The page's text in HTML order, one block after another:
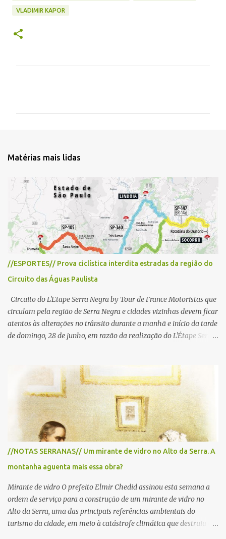
VLADIMIR KAPOR
t
i
o
s
Matérias mais lidas
//ESPORTES// Prova ciclística interdita estradas da região do
Circuito das Águas Paulista
Circuito do L'Etape Serra Negra by Tour de France Motoristas que
circulam pela região de Serra Negra e cidades vizinhas devem ficar
atentos às alterações no trânsito durante a manhã e início da tarde
de domingo, 28 de junho, em razão da realização do L'Étape Serra
reunirá atletas de diferentes regiões do país e terá percursos
passando pelos municípios de Serra Negra, Amparo, Monte Alegre
do Sul, Lindoia e Socorro. Para garantir a segurança dos
participantes e do público, diversos trechos de rodovias e estradas
da região serão interditados temporariamente ao longo da prova.
A largada será na Rua Coronel Pedro Penteado, em Serra Negra,
para cerca de 2.000 ciclistas, às 6h30. De acordo com o
cronograma da organização e de todas as prefeituras envolvidas,
as interdições ocorrerão de forma programada e os trechos serão
//NOTAS SERRANAS// Um mirante de vidro no Alto da Serra. A
montanha aguenta mais essa obra?
Mirante de vidro O prefeito Elmir Chedid assinou esta semana a
ordem de serviço para a construção de um mirante de vidro no
Alto da Serra, uma das principais referências ambientais do
turismo da cidade, em meio à catástrofe climática que destruiu o